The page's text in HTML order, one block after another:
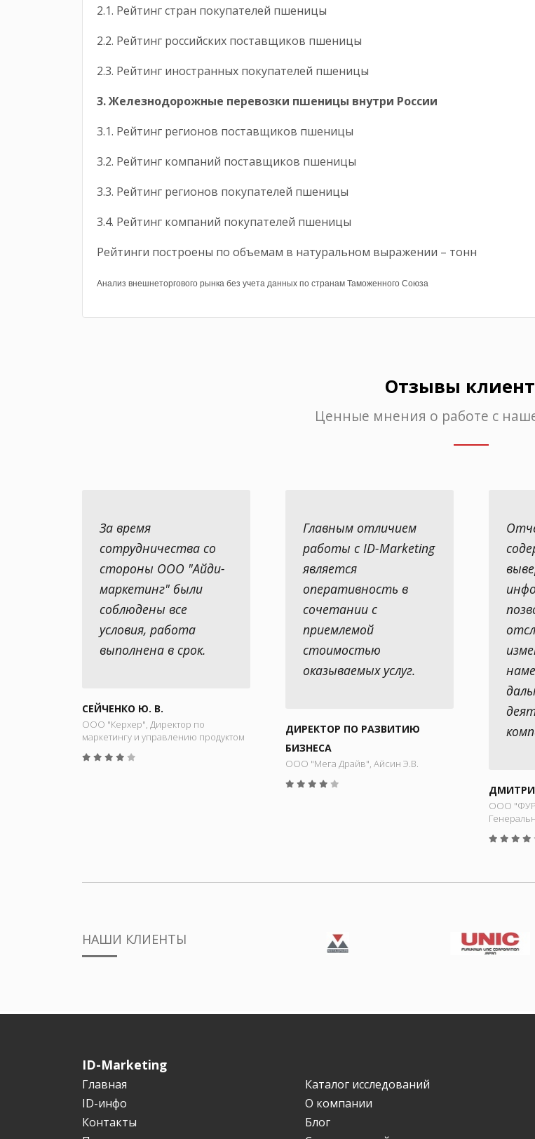
2.1. Рейтинг стран покупателей пшеницы
2.2. Рейтинг российских поставщиков пшеницы
2.3. Рейтинг иностранных покупателей пшеницы
3. Железнодорожные перевозки пшеницы внутри России
3.1. Рейтинг регионов поставщиков пшеницы
3.2. Рейтинг компаний поставщиков пшеницы
3.3. Рейтинг регионов покупателей пшеницы
3.4. Рейтинг компаний покупателей пшеницы
Рейтинги построены по объемам в натуральном выражении – тонн
Анализ внешнеторгового рынка без учета данных по странам Таможенного Союза
Отзывы
Ценные мнения о работе с
За время
сотрудничества со
стороны ООО "Айди-
маркетинг" были
соблюдены все
условия, работа
выполнена в срок.
СЕЙЧЕНКО Ю. В.
ООО "Керхер", Директор по
маркетингу и управлению продуктом
Главным отличием
работы с ID-Marketing
является
оперативность в
сочетании с
приемлемой
стоимостью
оказываемых услуг.
ДИРЕКТОР ПО РАЗВИТИЮ
БИЗНЕСА
ООО "Мега Драйв", Айсин Э.В.
ООО
НАШИ КЛИЕНТЫ
ID-Marketing
Главная
Каталог исследований
ID-инфо
О компании
Контакты
Блог